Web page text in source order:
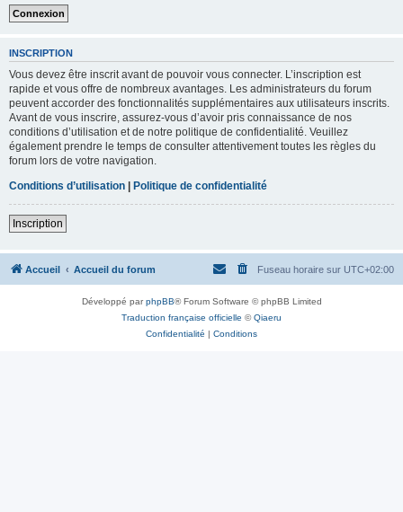
INSCRIPTION
Vous devez être inscrit avant de pouvoir vous connecter. L’inscription est
rapide et vous offre de nombreux avantages. Les administrateurs du forum
peuvent accorder des fonctionnalités supplémentaires aux utilisateurs inscrits.
Avant de vous inscrire, assurez-vous d’avoir pris connaissance de nos
conditions d’utilisation et de notre politique de confidentialité. Veuillez
également prendre le temps de consulter attentivement toutes les règles du
forum lors de votre navigation.
Conditions d’utilisation | Politique de confidentialité
Inscription
Accueil Accueil du forum Fuseau horaire sur UTC+02:00
Développé parphpBB® Forum Software © phpBB Limited
Traduction française officielle ©Qiaeru
Confidentialité | Conditions